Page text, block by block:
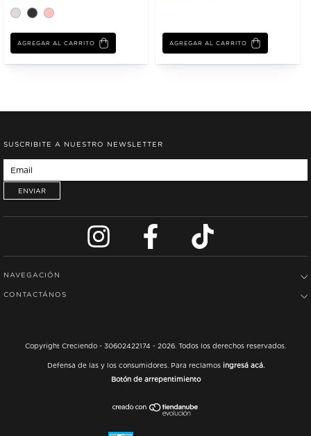
AGREGAR AL CARRITO
SUSCRIBITE A NUESTRO NEWSLETTER
NAVEGACIÓN
CONTACTÁNOS
Copyright Creciendo - 30602422174 - 2026. Todos los derechos reservados.
Defensa de las y los consumidores. Para reclamos ingresá acá.
Botón de arrepentimiento